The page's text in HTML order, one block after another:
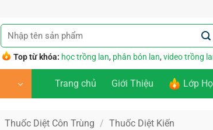
Tìm
kiếm:
Top từ khóa: học trồng lan, phân bón lan, video trồng
Trang chủ Giới Thiệu Lớp
Thuốc Diệt Côn Trùng / Thuốc Diệt Kiến